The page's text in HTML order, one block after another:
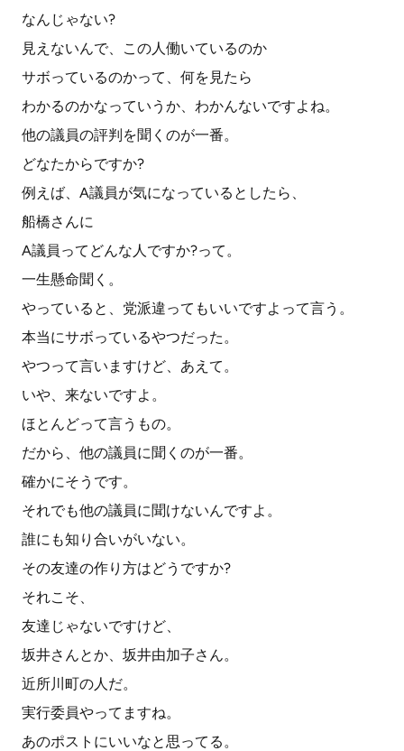
なんじゃない?
見えないんで、この人働いているのか
サボっているのかって、何を見たら
わかるのかなっていうか、わかんないですよね。
他の議員の評判を聞くのが一番。
どなたからですか?
例えば、A議員が気になっているとしたら、
船橋さんに
A議員ってどんな人ですか?って。
一生懸命聞く。
やっていると、党派違ってもいいですよって言う。
本当にサボっているやつだった。
やつって言いますけど、あえて。
いや、来ないですよ。
ほとんどって言うもの。
だから、他の議員に聞くのが一番。
確かにそうです。
それでも他の議員に聞けないんですよ。
誰にも知り合いがいない。
その友達の作り方はどうですか?
それこそ、
友達じゃないですけど、
坂井さんとか、坂井由加子さん。
近所川町の人だ。
実行委員やってますね。
あのポストにいいなと思ってる。